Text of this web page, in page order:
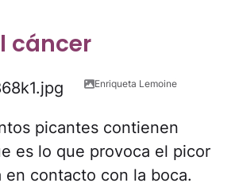
cáncer
Enriqueta Lemoine
picantes contienen
es lo que provoca el picor
en contacto con la boca.